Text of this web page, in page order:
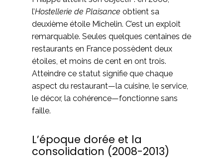
l’Hostellerie de Plaisance obtient sa
deuxième étoile Michelin. C’est un exploit
remarquable. Seules quelques centaines de
restaurants en France possèdent deux
étoiles, et moins de cent en ont trois.
Atteindre ce statut signifie que chaque
aspect du restaurant—la cuisine, le service,
le décor, la cohérence—fonctionne sans
faille.
L’époque dorée et la
consolidation (2008-2013)